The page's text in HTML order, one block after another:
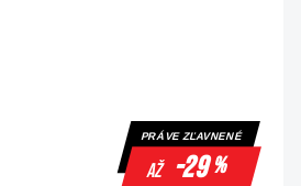
PRÁVE ZĽAVNENÉ
až -29%